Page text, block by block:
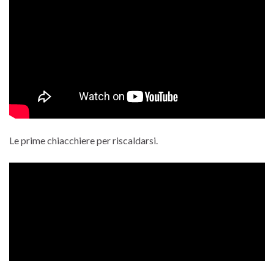
Le prime chiacchiere per riscaldarsi.